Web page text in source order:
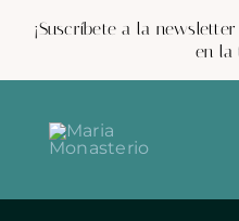
¡Suscríbete a la
en la